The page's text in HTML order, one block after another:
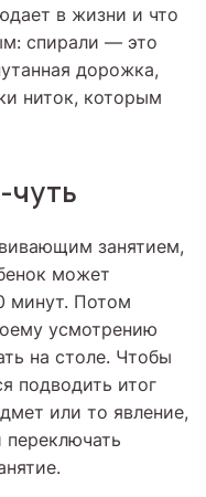
в жизни и что
спирали — это
дорожка,
ниток, которым
чуть
занятием,
может
минут. Потом
усмотрению
на столе. Чтобы
подводить итог
или то явление,